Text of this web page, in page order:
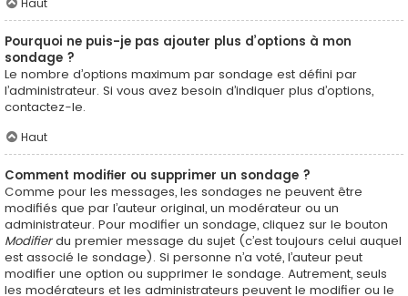
Pourquoi ne puis-je pas ajouter plus d’options à mon
sondage ?
Le nombre d’options maximum par sondage est défini par
l’administrateur. Si vous avez besoin d’indiquer plus d’options,
contactez-le.
Haut
Comment modifier ou supprimer un sondage ?
Comme pour les messages, les sondages ne peuvent être
modifiés que par l’auteur original, un modérateur ou un
administrateur. Pour modifier un sondage, cliquez sur le bouton
Modifierdu premier message du sujet (c’est toujours celui auquel
est associé le sondage). Si personne n’a voté, l’auteur peut
modifier une option ou supprimer le sondage. Autrement, seuls
les modérateurs et les administrateurs peuvent le modifier ou le